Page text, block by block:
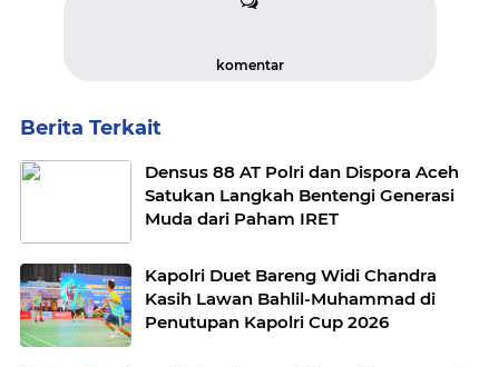
komentar
Berita Terkait
Densus 88 AT Polri dan Dispora Aceh
Satukan Langkah Bentengi Generasi
Muda dari Paham IRET
Kapolri Duet Bareng Widi Chandra
Kasih Lawan Bahlil-Muhammad di
Penutupan Kapolri Cup 2026